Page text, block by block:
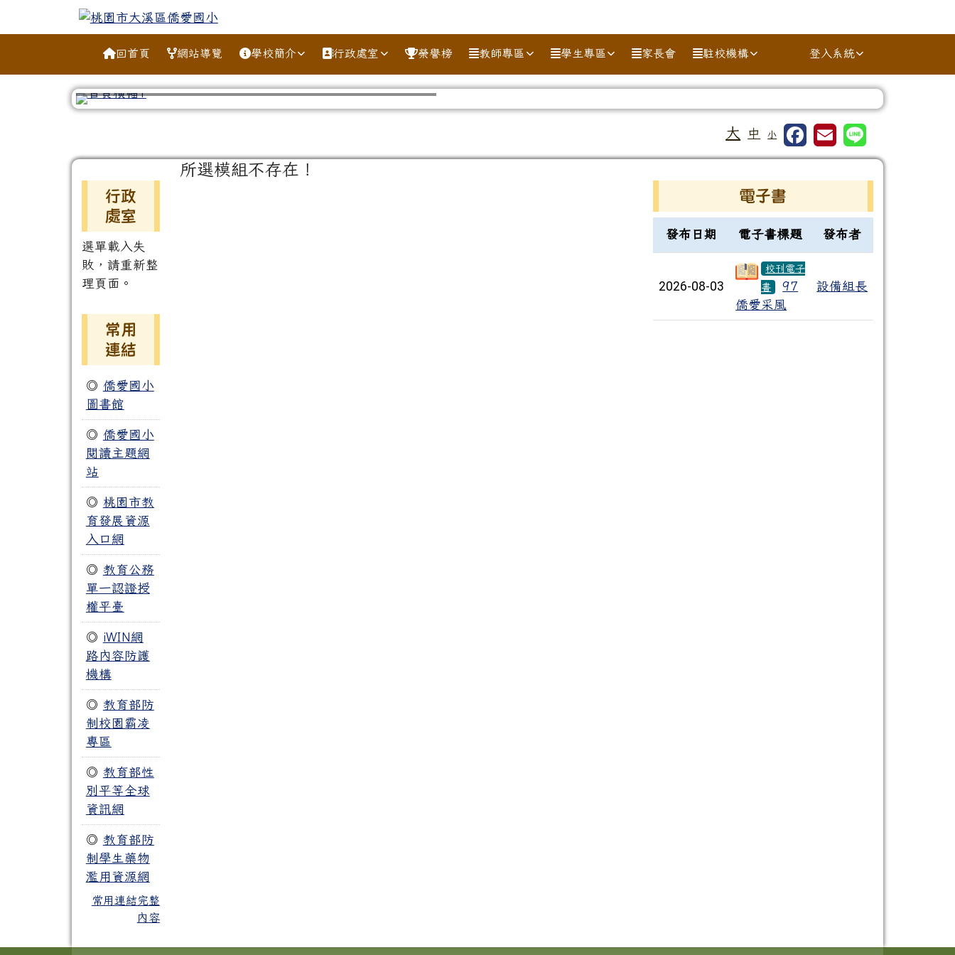
桃園市大溪區僑愛國小
回首頁 網站導覽 學校簡介 行政處室 榮譽榜 教師專區 學生專區 家長會 駐校機構 登入系統
大 中 小
左邊區域內容
行政
處室
選單載入失
敗，請重新整
理頁面。
常用
連結
◎ 僑愛國小
圖書館
◎ 僑愛國小
閱讀主題網
站
◎ 桃園市教
育發展資源
入口網
◎ 教育公務
單一認證授
權平臺
◎ iWIN網
路內容防護
機構
◎ 教育部防
制校園霸凌
專區
◎ 教育部性
別平等全球
資訊網
◎ 教育部防
制學生藥物
濫用資源網
常用連結完整
內容
主內容區域
所選模組不存在！
右邊區域內容
電子書
電子書列表
發布日期 電子書標題 發布者
2026-08-03
校刊電子
書
97
僑愛采風
設備組長
頁尾區域